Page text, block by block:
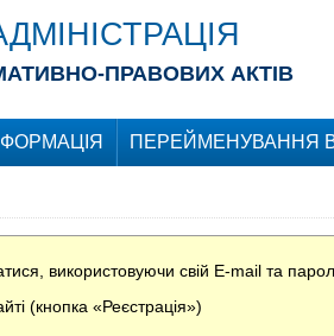
ПРАВОВИХ АКТІВ
ПЕРЕЙМЕНУВАННЯ
використовуючи свій E-mail та
(кнопка «Реєстрація»)